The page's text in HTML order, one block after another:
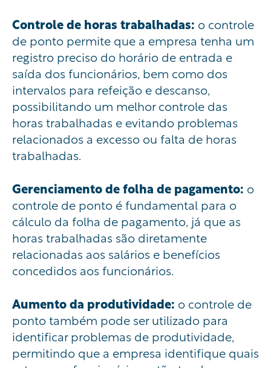
Controle de horas trabalhadas: o controle
de ponto permite que a empresa tenha um
registro preciso do horário de entrada e
saída dos funcionários, bem como dos
intervalos para refeição e descanso,
possibilitando um melhor controle das
horas trabalhadas e evitando problemas
relacionados a excesso ou falta de horas
trabalhadas.
Gerenciamento de folha de pagamento: o
controle de ponto é fundamental para o
cálculo da folha de pagamento, já que as
horas trabalhadas são diretamente
relacionadas aos salários e benefícios
concedidos aos funcionários.
Aumento da produtividade: o controle de
ponto também pode ser utilizado para
identificar problemas de produtividade,
permitindo que a empresa identifique quais